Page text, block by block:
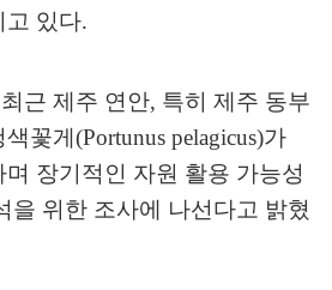
고 있다.
근 제주 연안, 특히 제주 동부
꽃게 (Portunus pelagicus)가
장기적인 자원 활용 가능성
을 위한 조사에 나선다고 밝혔